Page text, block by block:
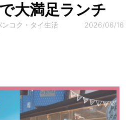
大満足ランチ
コク・タイ生活
2026/06/16